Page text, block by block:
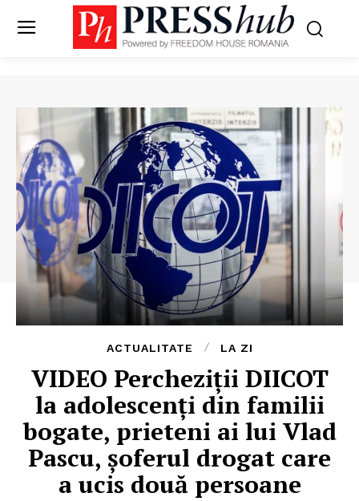
ACTUALITATE LA ZI
VIDEO Percheziţii DIICOT
la adolescenţi din familii
bogate, prieteni ai lui Vlad
Pascu, şoferul drogat care
a ucis două persoane